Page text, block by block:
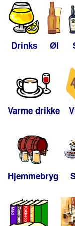
Drinks Øl
Varme drikke
Hjemmebryg